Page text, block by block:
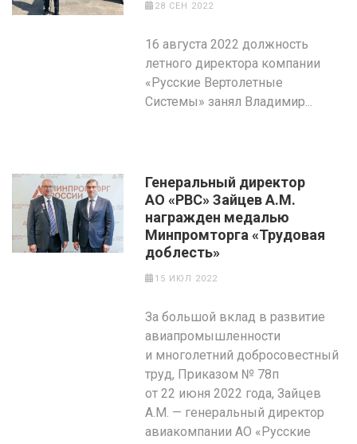
28 СЕН 2022
16 августа 2022 должность
летного директора компании
«Русские Вертолетные
Системы» занял Владимир...
Генеральный директор
АО «РВС» Зайцев А.М.
награжден медалью
Минпромторга «Трудовая
доблесть»
15 ИЮЛ 2022
За большой вклад в развитие
авиапромышленности
и многолетний добросовестный
труд, Приказом № 78п
от 22 июня 2022 года, Зайцев
А.М. — генеральный директор
авиакомпании АО «Русские